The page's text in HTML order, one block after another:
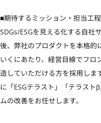
■期待するミッション・担当工程
SDGs/ESGを見える化する自社
後、弊社のプロダクトを本格的
いくにあたり、経営目線でフロ
造していただける方を採用しま
に「ESGテラスト」「テラスト
ムの改善をお任せします。